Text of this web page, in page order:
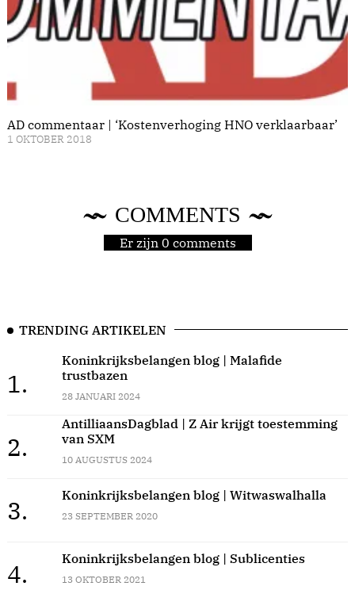
AD commentaar | ‘Kostenverhoging HNO verklaarbaar’
1 OKTOBER 2018
COMMENTS
Er zijn 0 comments
TRENDING ARTIKELEN
1.
Koninkrijksbelangen blog | Malafide
trustbazen
28 JANUARI 2024
2.
AntilliaansDagblad | Z Air krijgt toestemming
van SXM
10 AUGUSTUS 2024
3.
Koninkrijksbelangen blog | Witwaswalhalla
23 SEPTEMBER 2020
4.
Koninkrijksbelangen blog | Sublicenties
13 OKTOBER 2021